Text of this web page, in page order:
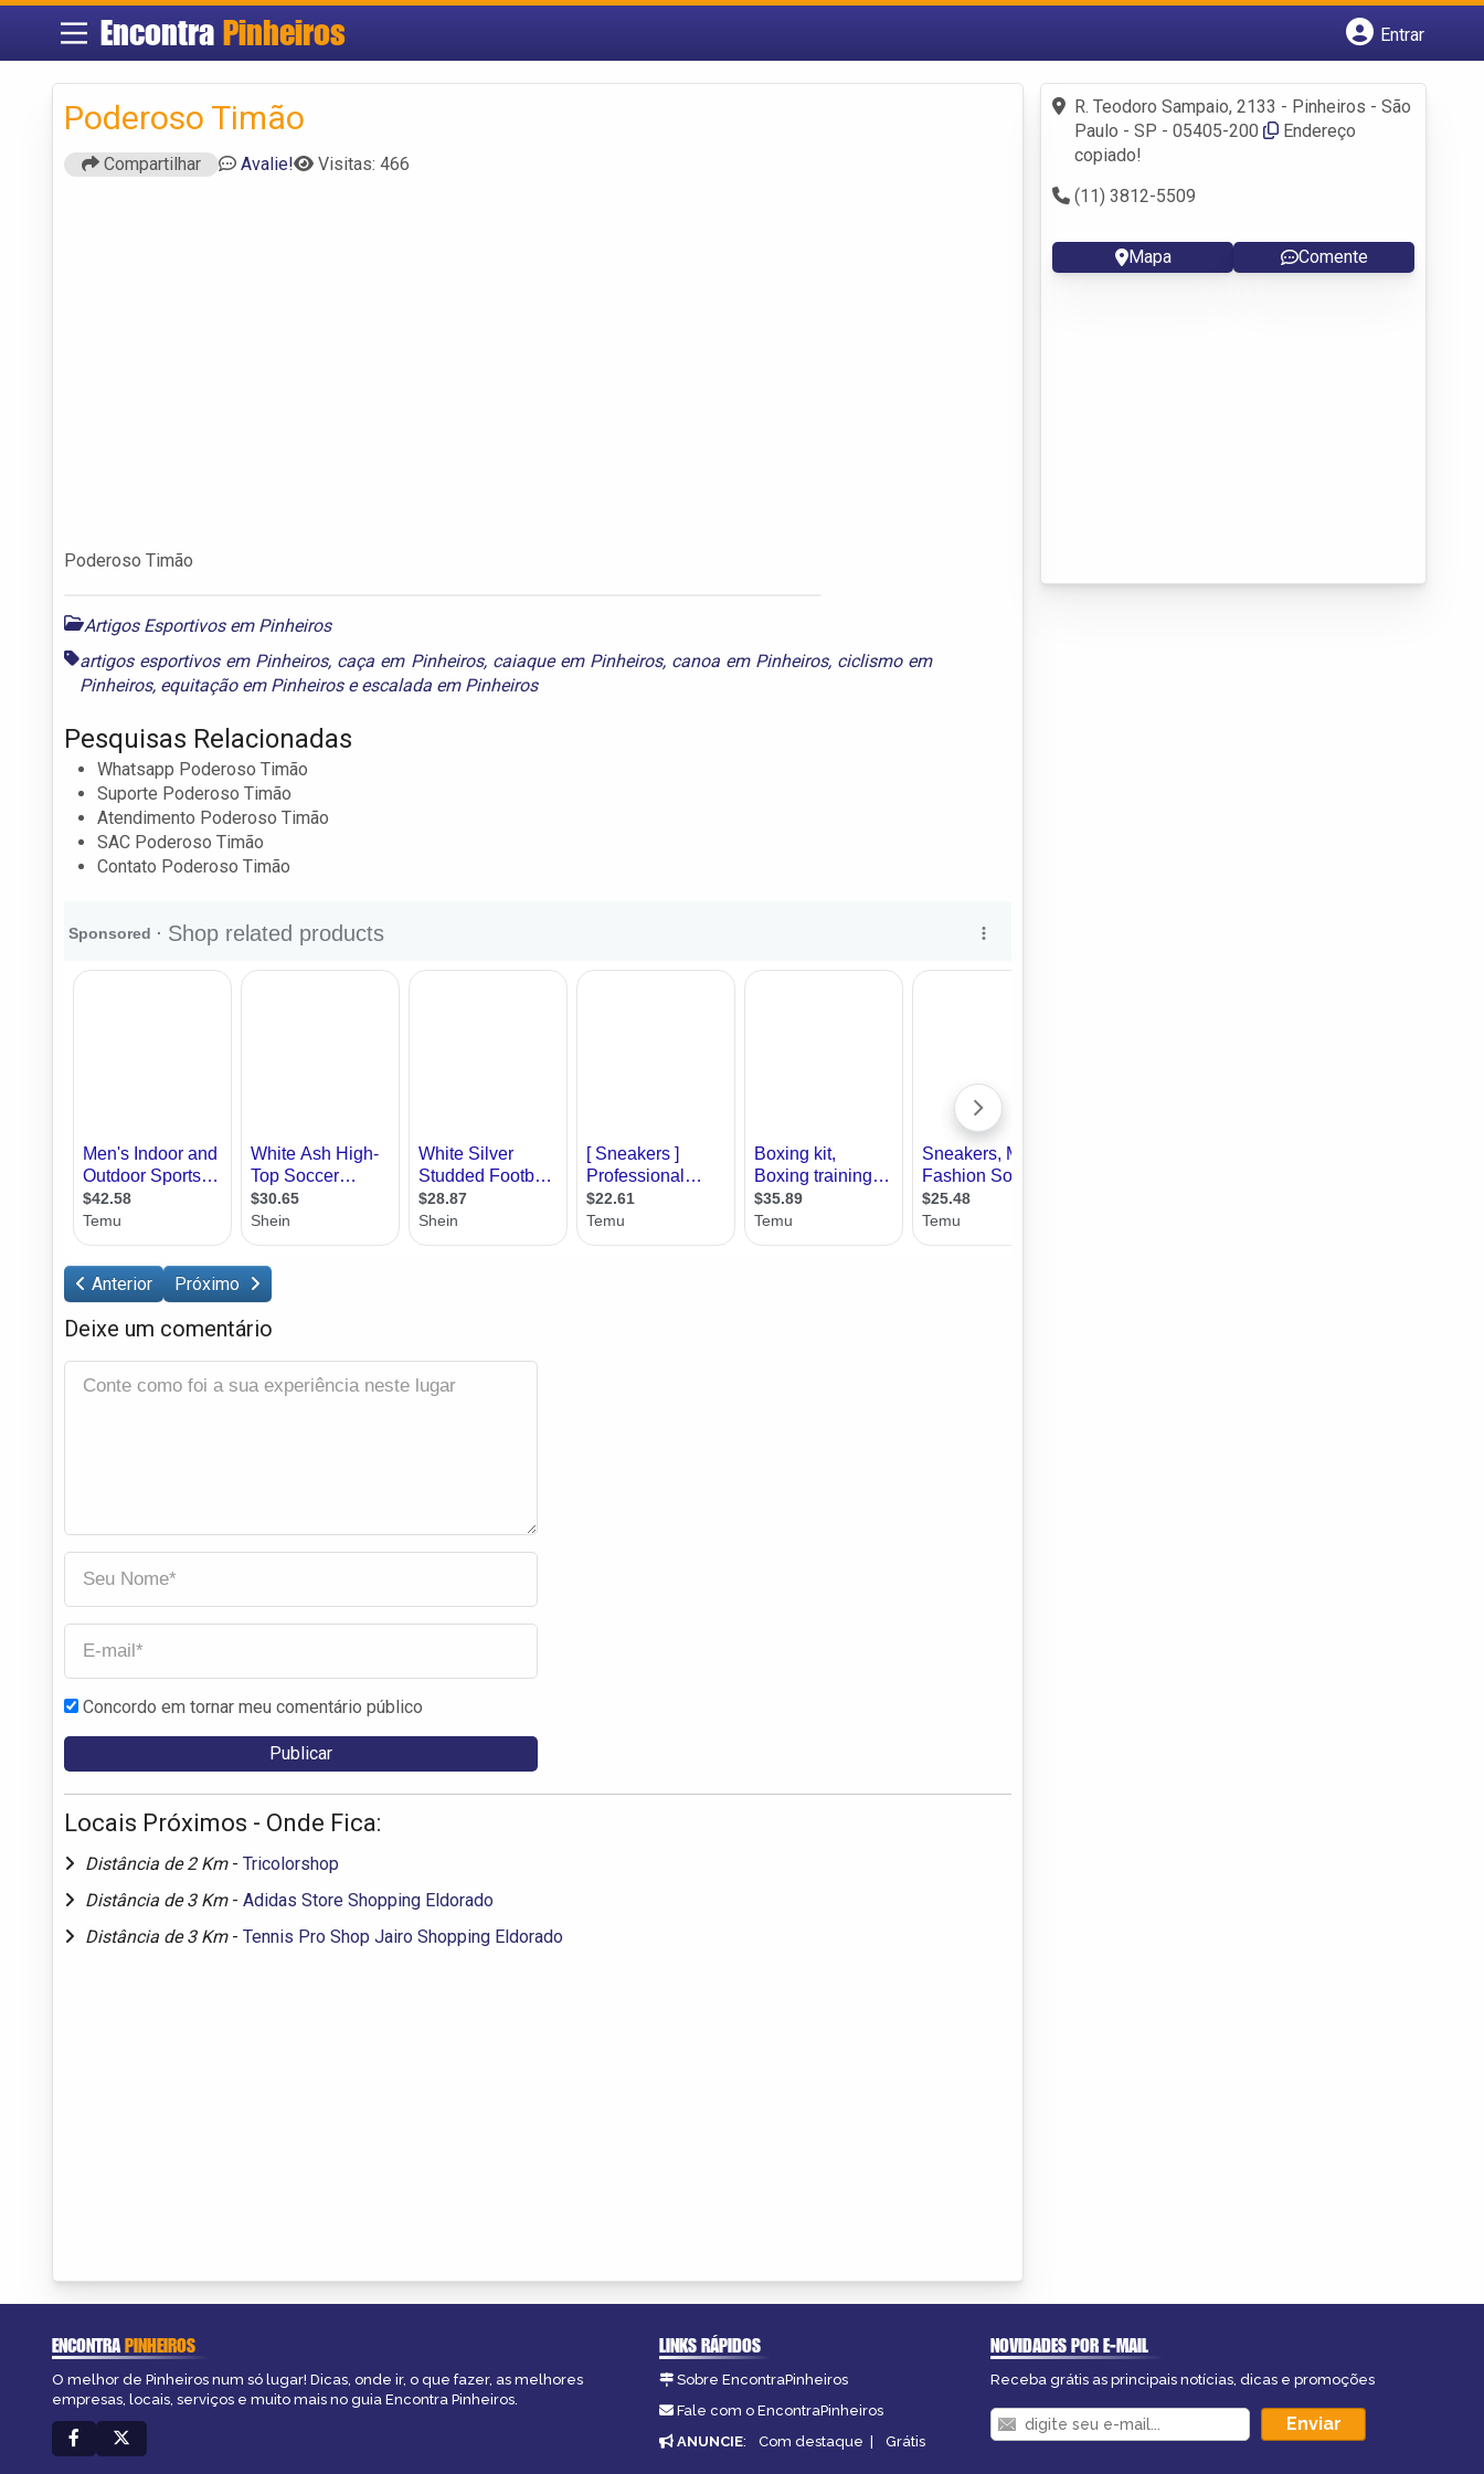
Encontra Pinheiros
Entrar
Fazer login
Criar conta
Poderoso Timão
Compartilhar Avalie! Visitas: 466
Poderoso Timão
Artigos Esportivos em Pinheiros
artigos esportivos em Pinheiros, caça em Pinheiros, caiaque em Pinheiros, canoa em Pinheiros, ciclismo em
Pinheiros, equitação em Pinheiroseescalada em Pinheiros
Pesquisas Relacionadas
Whatsapp Poderoso Timão
Suporte Poderoso Timão
Atendimento Poderoso Timão
SAC Poderoso Timão
Contato Poderoso Timão
Anterior Próximo
Deixe um comentário
Concordo em tornar meu comentário público
Locais Próximos - Onde Fica:
Distância de 2 Km - Tricolorshop
Distância de 3 Km - Adidas Store Shopping Eldorado
Distância de 3 Km - Tennis Pro Shop Jairo Shopping Eldorado
R. Teodoro Sampaio, 2133 - Pinheiros - São
Paulo - SP - 05405-200
Endereço
copiado!
(11) 3812-5509
Mapa Comente
ENCONTRAPINHEIROS
O melhor de Pinheiros num só lugar! Dicas, onde ir, o que fazer, as melhores
empresas, locais, serviços e muito mais no guia Encontra Pinheiros.
LINKS RÁPIDOS
Sobre EncontraPinheiros
Fale com o EncontraPinheiros
ANUNCIE: Com destaque | Grátis
NOVIDADES POR E-MAIL
Receba grátis as principais notícias, dicas e promoções